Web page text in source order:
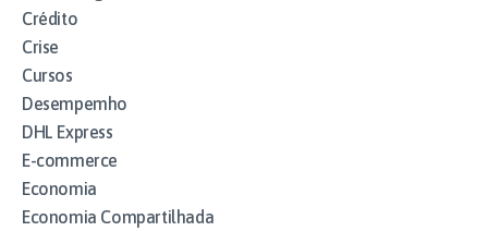
Crédito
Crise
Cursos
Desempemho
DHL Express
E-commerce
Economia
Economia Compartilhada